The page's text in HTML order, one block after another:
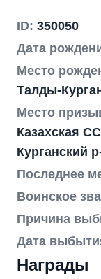
ID: 350050
Дата
Место
Талды-
Место
Казахская
Курганский
Последнее
Воинское
Причина
Дата
Награды